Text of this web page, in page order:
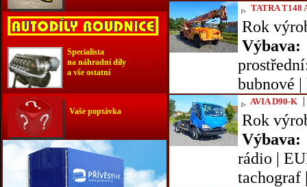
Specialista
na náhradní díly
a vše ostatní
Vaše poptávka
TATRA T148
Rok
Výbava:
bubnové
AVIA D90-K |
Rok
Výbava:
rádio |
tachograf